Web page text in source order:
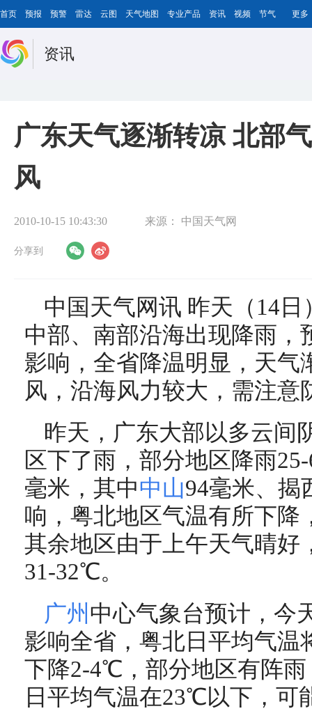
首页 预报 预警 雷达 云图 天气地图 专业产品 资讯 视频 节气 更多
资讯
广东天气逐渐转凉 北部
风
2010-10-15 10:43:30 来源： 中国天气网
分享到
中国天气网讯 昨天（14
中部、南部沿海出现降雨，
影响，全省降温明显，天气
风，沿海风力较大，需注意
昨天，广东大部以多云间
区下了雨，部分地区降雨
毫米，其中中山94毫米、揭
响，粤北地区气温有所下
其余地区由于上午天气晴好
31-32℃。
广州 中心气象台预计，今
影响全省，粤北日平均气
下降2-4℃，部分地区有阵雨
日平均气温在23℃以下，可